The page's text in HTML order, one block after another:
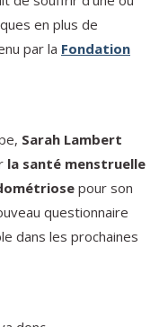
en plus de
par la Fondation
Sarah Lambert
la santé menstruelle
pour son
questionnaire
dans les prochaines